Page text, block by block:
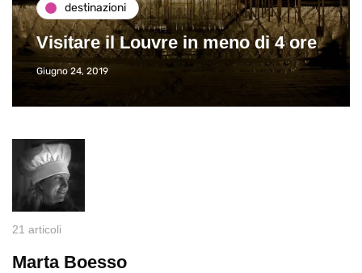
destinazioni
Visitare il Louvre in meno di 4 ore
Giugno 24, 2019
21 articoli
Marta Boesso